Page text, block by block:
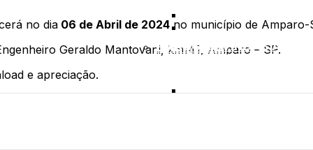
BOAS VINDAS A
LMBF – MG
ALOJAMENTOS E
no dia 06 de Abril de 2024no município de Amparo-
Geraldo Mantovani, km141, Amparo – SP.
e apreciação.